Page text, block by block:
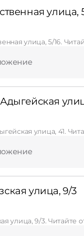
улица,
улица, 5/16.
улица, 41.
улица, 9/3
улица, 9/3.